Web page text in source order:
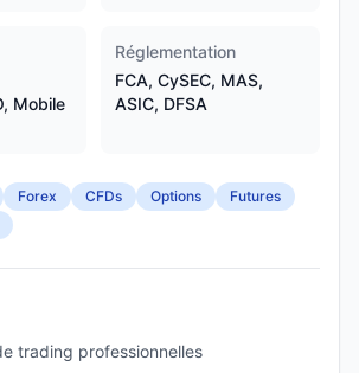
Mobile
Réglementation
FCA, CySEC, MAS,
ASIC, DFSA
Forex CFDs Options
Futures
trading professionnelles